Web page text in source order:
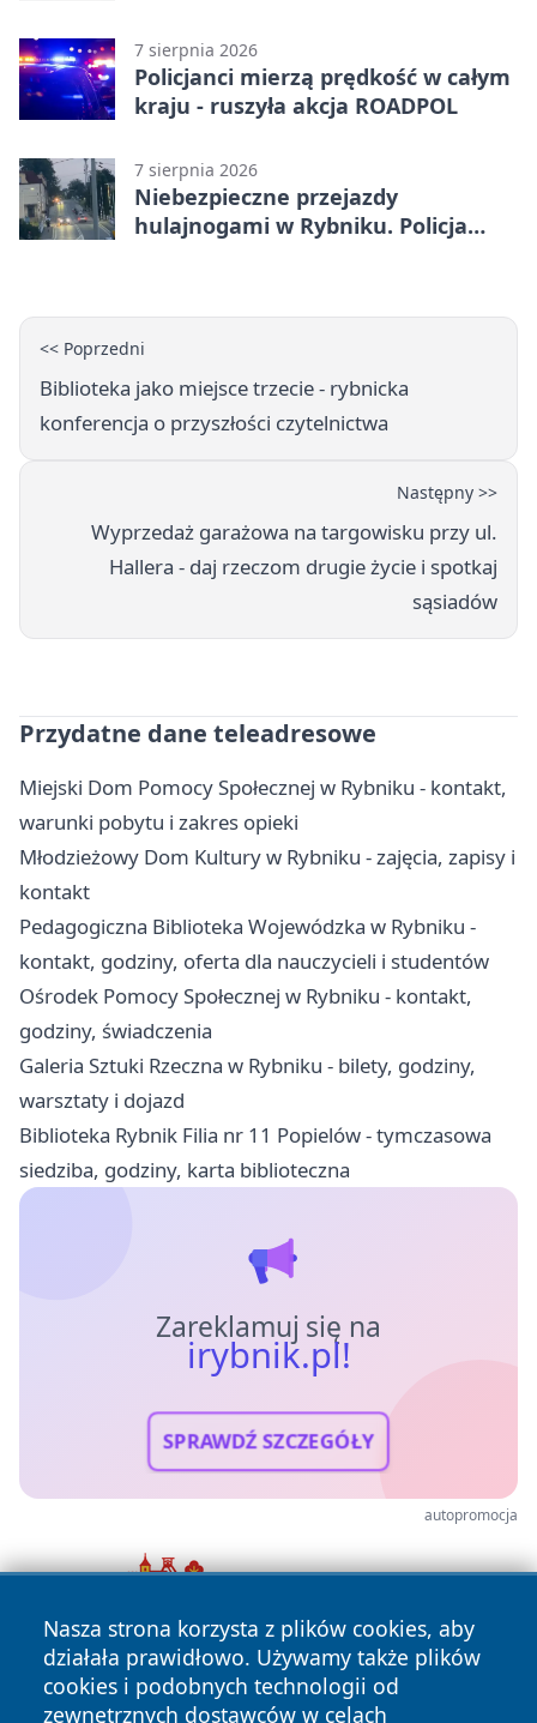
7 sierpnia 2026
Policjanci mierzą prędkość w całym
kraju - ruszyła akcja ROADPOL
7 sierpnia 2026
Niebezpieczne przejazdy
hulajnogami w Rybniku. Policja
<< Poprzedni
Biblioteka jako miejsce trzecie - rybnicka
konferencja o przyszłości czytelnictwa
Następny >>
Wyprzedaż garażowa na targowisku przy ul.
Hallera - daj rzeczom drugie życie i spotkaj
sąsiadów
Przydatne dane teleadresowe
Miejski Dom Pomocy Społecznej w Rybniku - kontakt,
warunki pobytu i zakres opieki
Młodzieżowy Dom Kultury w Rybniku - zajęcia, zapisy i
kontakt
Pedagogiczna Biblioteka Wojewódzka w Rybniku -
kontakt, godziny, oferta dla nauczycieli i studentów
Ośrodek Pomocy Społecznej w Rybniku - kontakt,
godziny, świadczenia
Galeria Sztuki Rzeczna w Rybniku - bilety, godziny,
warsztaty i dojazd
Biblioteka Rybnik Filia nr 11 Popielów - tymczasowa
siedziba, godziny, karta biblioteczna
Zareklamuj się na
irybnik.pl!
SPRAWDŹ SZCZEGÓŁY
autopromocja
Nasza strona korzysta z plików cookies, aby
działała prawidłowo. Używamy także plików
cookies i podobnych technologii od
zewnętrznych dostawców w celach